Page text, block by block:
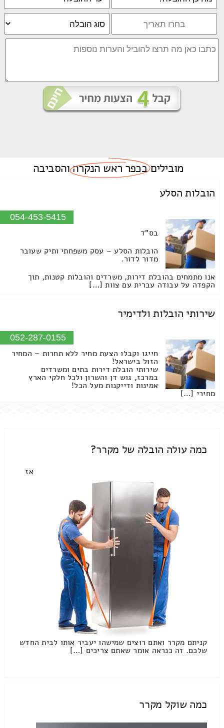
מוביליםבכפר ראש הנקרהוהסביבה
הובלות הסלע
054-453-5415
בס"ד
הובלות הסלע – עסק משפחתי ותיק שעובר
מדור לדור.
אנו מתמחים בהובלת דירות, משרדים והובלות קטנות, תוך
הקפדה על עבודה עברית עם צוות […]
שירותי הובלות ולדימיר
052-287-0155
חייגו וקבלו הצעת מחיר ללא תחרות – המחיר
הזול בישראל!
שירותי הובלת דירות בתים ומשרדים
במרכז, גוש דן והשרון ולכל חלקי הארץ
אמינות ודייקנות מעל הכל!
מחירי […]
כמה עולה הובלה של מקרר?
אז
קניתם מקרר ואתם רוצים שמישהו יעביר אותו לבית החדש
שלכם. זה כנראה אומר שאתם צריכים […]
כמה שוקל מקרר